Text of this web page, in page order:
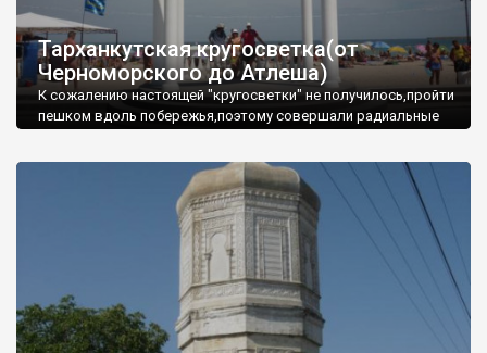
Тарханкутская кругосветка(от
Черноморского до Атлеша)
К сожалению настоящей "кругосветки" не получилось,пройти
пешком вдоль побережья,поэтому совершали радиальные